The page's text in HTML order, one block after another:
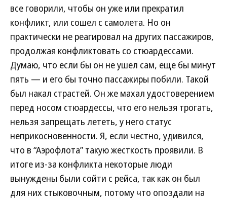
все говорили, чтобы он уже или прекратил
конфликт, или сошел с самолета. Но он
практически не реагировал на других пассажиров,
продолжая конфликтовать со стюардессами.
Думаю, что если бы он не ушел сам, еще бы минут
пять — и его бы точно пассажиры побили. Такой
был накал страстей. Он же махал удостоверением
перед носом стюардессы, что его нельзя трогать,
нельзя запрещать лететь, у него статус
неприкосновенности. Я, если честно, удивился,
что в “Аэрофлота” такую жесткость проявили. В
итоге из-за конфликта некоторые люди
вынуждены были сойти с рейса, так как он был
для них стыковочным, потому что опоздали на